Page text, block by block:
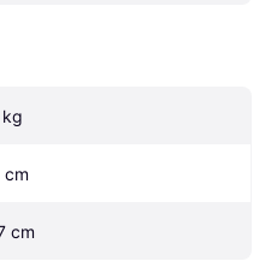
kg
cm
cm